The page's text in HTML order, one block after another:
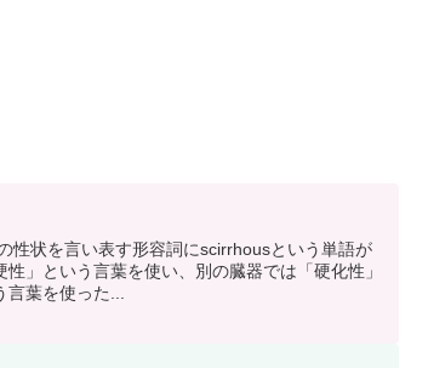
性状を言い表す形容詞にscirrhousという単語が
」という言葉を使い、別の臓器では「硬化性」
葉を使った...